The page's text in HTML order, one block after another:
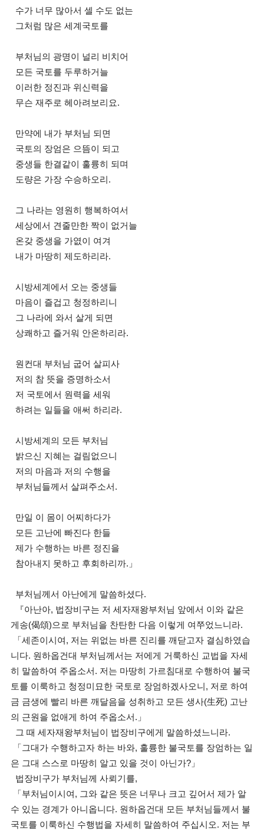
수가 너무 많아서 셀 수도 없는
그처럼 많은 세계국토를
부처님의 광명이 널리 비치어
모든 국토를 두루하거늘
이러한 정진과 위신력을
무슨 재주로 헤아려보리요.
만약에 내가 부처님 되면
국토의 장엄은 으뜸이 되고
중생들 한결같이 훌륭히 되며
도량은 가장 수승하오리.
그 나라는 영원히 행복하여서
세상에서 견줄만한 짝이 없거늘
온갖 중생을 가엾이 여겨
내가 마땅히 제도하리라.
시방세계에서 오는 중생들
마음이 즐겁고 청정하리니
그 나라에 와서 살게 되면
상쾌하고 즐거워 안온하리라.
원컨대 부처님 굽어 살피사
저의 참 뜻을 증명하소서
저 국토에서 원력을 세워
하려는 일들을 애써 하리라.
시방세계의 모든 부처님
밝으신 지혜는 걸림없으니
저의 마음과 저의 수행을
부처님들께서 살펴주소서.
만일 이 몸이 어찌하다가
모든 고난에 빠진다 한들
제가 수행하는 바른 정진을
참아내지 못하고 후회하리까.」
부처님께서 아난에게 말씀하셨다.
『아난아, 법장비구는 저 세자재왕부처님 앞에서 이와 같은
게송(偈頌)으로 부처님을 찬탄한 다음 이렇게 여쭈었느니라.
「세존이시여, 저는 위없는 바른 진리를 깨닫고자 결심하였습
니다. 원하옵건대 부처님께서는 저에게 거룩하신 교법을 자세
히 말씀하여 주옵소서. 저는 마땅히 가르침대로 수행하여 불국
토를 이룩하고 청정미묘한 국토로 장엄하겠사오니, 저로 하여
금 금생에 빨리 바른 깨달음을 성취하고 모든 생사(生死) 고난
의 근원을 없애게 하여 주옵소서.」
그 때 세자재왕부처님이 법장비구에게 말씀하셨느니라.
「그대가 수행하고자 하는 바와, 훌륭한 불국토를 장엄하는 일
은 그대 스스로 마땅히 알고 있을 것이 아닌가?」
법장비구가 부처님께 사뢰기를,
「부처님이시여, 그와 같은 뜻은 너무나 크고 깊어서 제가 알
수 있는 경계가 아니옵니다. 원하옵건대 모든 부처님들께서 불
국토를 이룩하신 수행법을 자세히 말씀하여 주십시오. 저는 부